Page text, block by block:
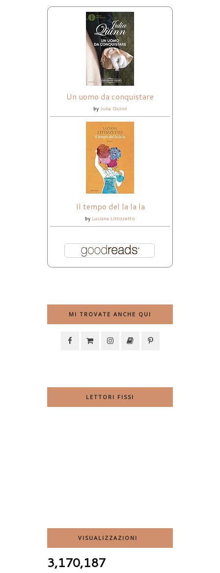
Un uomo da conquistare
by Julia Quinn
Il tempo del la la la
by Luciana Littizzetto
MI TROVATE ANCHE QUI
LETTORI FISSI
VISUALIZZAZIONI
3,170,187